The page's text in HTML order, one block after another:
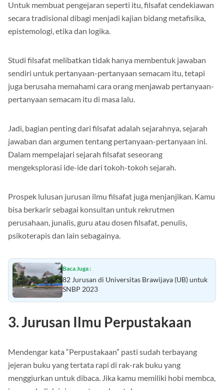
Untuk membuat pengejaran seperti itu, filsafat cendekiawan
secara tradisional dibagi menjadi kajian bidang metafisika,
epistemologi, etika dan logika.
Studi filsafat melibatkan tidak hanya membentuk jawaban
sendiri untuk pertanyaan-pertanyaan semacam itu, tetapi
juga berusaha memahami cara orang menjawab pertanyaan-
pertanyaan semacam itu di masa lalu.
Jadi, bagian penting dari filsafat adalah sejarahnya, sejarah
jawaban dan argumen tentang pertanyaan-pertanyaan ini.
Dalam mempelajari sejarah filsafat seseorang
mengeksplorasi ide-ide dari tokoh-tokoh sejarah.
Prospek lulusan jurusan ilmu filsafat juga menjanjikan. Kamu
bisa berkarir sebagai konsultan untuk rekrutmen
perusahaan, junalis, guru atau dosen filsafat, penulis,
psikoterapis dan lain sebagainya.
Baca Juga :
82 Jurusan di Universitas Brawijaya (UB) untuk
SNBP 2023
3. Jurusan Ilmu Perpustakaan
Mendengar kata “Perpustakaan” pasti sudah terbayang
jejeran buku yang tertata rapi di rak-rak buku yang
menggiurkan untuk dibaca. Jika kamu memiliki hobi membca,